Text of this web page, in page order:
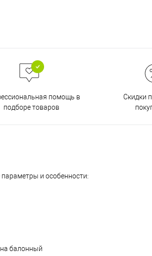
помощь в
подборе товаров
Скидки
и особенности:
балонный